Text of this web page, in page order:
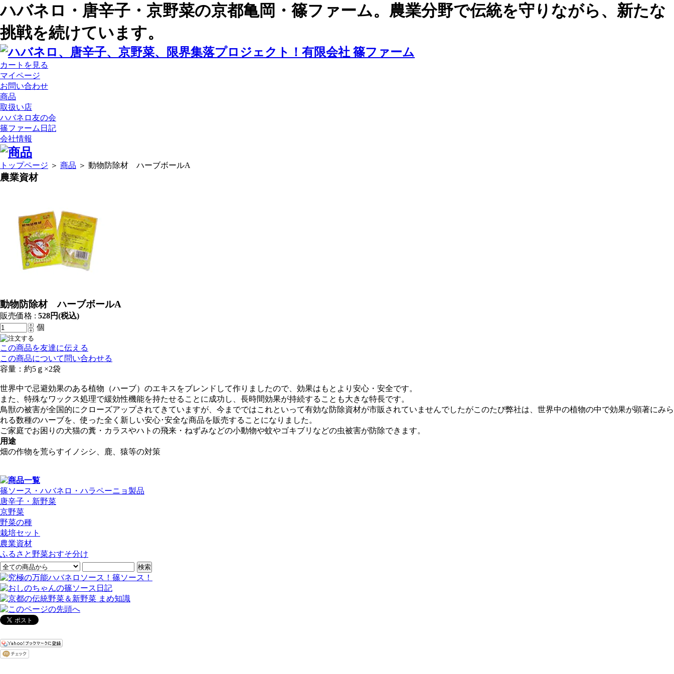
ハバネロ・唐辛子・京野菜の京都亀岡・篠ファーム。農業分野で伝統を守りながら、新たな
挑戦を続けています。
カートを見る
マイページ
お問い合わせ
商品
取扱い店
ハバネロ友の会
篠ファーム日記
会社情報
トップページ ＞ 商品 ＞ 動物防除材 ハーブボールA
農業資材
動物防除材 ハーブボールA
販売価格 : 528円(税込)
個
この商品を友達に伝える
この商品について問い合わせる
容量：約5ｇ×2袋
世界中で忌避効果のある植物（ハーブ）のエキスをブレンドして作りましたので、効果はもとより安心・安全です。
また、特殊なワックス処理で緩効性機能を持たせることに成功し、長時間効果が持続することも大きな特長です。
鳥獣の被害が全国的にクローズアップされてきていますが、今までではこれといって有効な防除資材が市販されていませんでしたがこのたび弊社は、世界中の植物の中で効果が顕著にみら
れる数種のハーブを、使った全く新しい安心･安全な商品を販売することになりました。
ご家庭でお困りの犬猫の糞・カラスやハトの飛来・ねずみなどの小動物や蚊やゴキブリなどの虫被害が防除できます。
用途
畑の作物を荒らすイノシシ、鹿、猿等の対策
篠ソース・ハバネロ・ハラペーニョ製品
唐辛子・新野菜
京野菜
野菜の種
栽培セット
農業資材
ふるさと野菜おすそ分け